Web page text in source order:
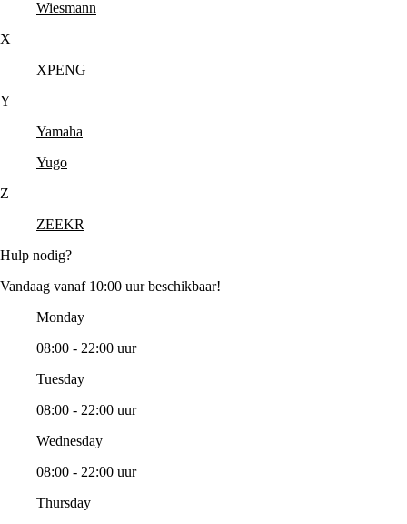
Wiesmann
X
XPENG
Y
Yamaha
Yugo
Z
ZEEKR
Hulp nodig?
Vandaag vanaf 10:00 uur beschikbaar!
Monday
08:00 - 22:00 uur
Tuesday
08:00 - 22:00 uur
Wednesday
08:00 - 22:00 uur
Thursday